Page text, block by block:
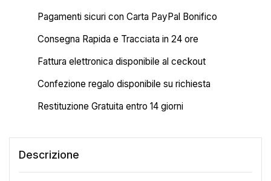
Pagamenti sicuri con Carta PayPal Bonifico
Consegna Rapida e Tracciata in 24 ore
Fattura elettronica disponibile al ceckout
Confezione regalo disponibile su richiesta
Restituzione Gratuita entro 14 giorni
Descrizione